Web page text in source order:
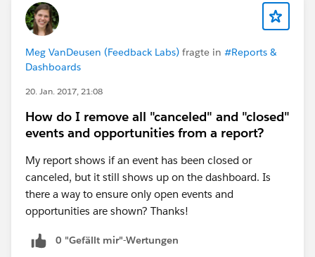
Meg VanDeusen (Feedback Labs) fragte in #Reports &
Dashboards
20. Jan. 2017, 21:08
How do I remove all "canceled" and "closed"
events and opportunities from a report?
My report shows if an event has been closed or
canceled, but it still shows up on the dashboard. Is
there a way to ensure only open events and
opportunities are shown? Thanks!
0 "Gefällt mir"-Wertungen